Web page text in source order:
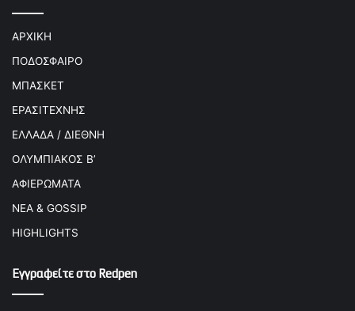
ΑΡΧΙΚΗ
ΠΟΔΟΣΦΑΙΡΟ
ΜΠΑΣΚΕΤ
ΕΡΑΣΙΤΕΧΝΗΣ
ΕΛΛΑΔΑ / ΔΙΕΘΝΗ
ΟΛΥΜΠΙΑΚΟΣ Β’
ΑΦΙΕΡΩΜΑΤΑ
ΝΕΑ & GOSSIP
HIGHLIGHTS
Εγγραφείτε στο Redpen